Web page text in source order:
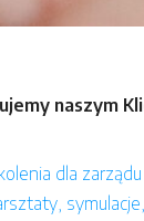
naszym
dla